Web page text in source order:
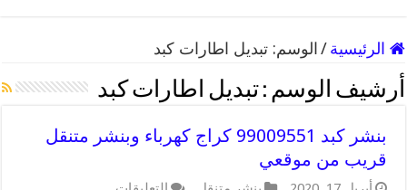
الرئيسية / الوسم:تبديل اطارات كبد
أرشيف الوسم :تبديل اطارات كبد
بنشر كبد 99009551 كراج كهرباء وبنشر متنقل
قريب من موقعي